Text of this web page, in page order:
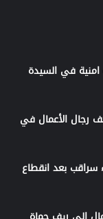
في السيدة
رجال الأعمال في
سراقب بعد انقطاع